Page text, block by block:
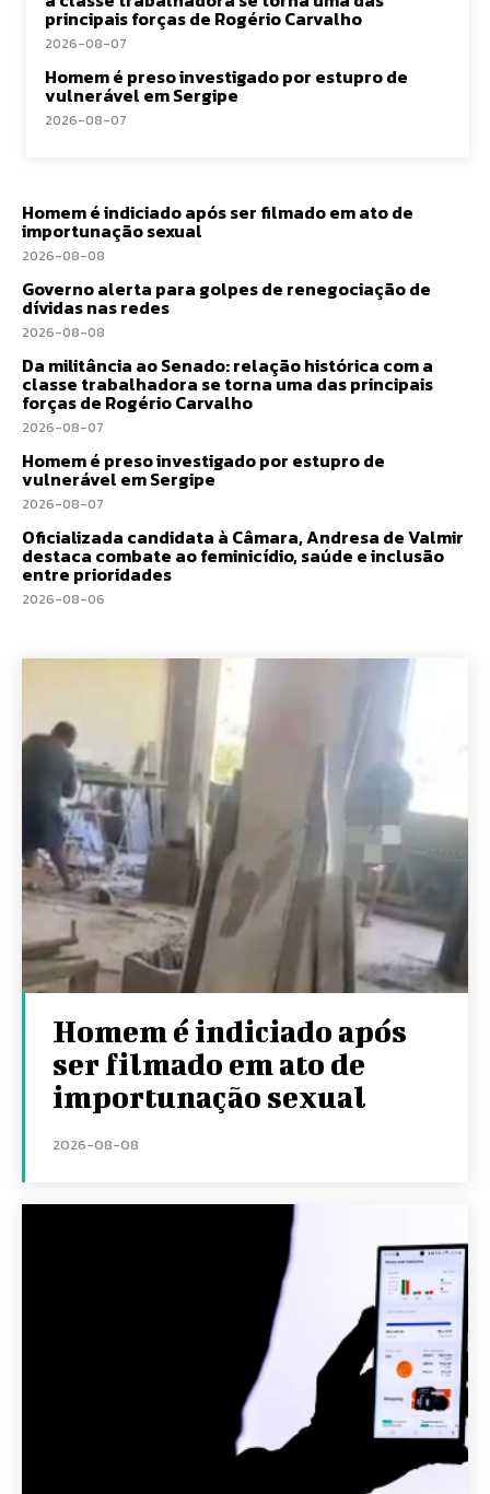
principais forças de Rogério Carvalho
2026-08-07
Homem é preso investigado por estupro de
vulnerável em Sergipe
2026-08-07
Homem é indiciado após ser filmado em ato de
importunação sexual
2026-08-08
Governo alerta para golpes de renegociação de
dívidas nas redes
2026-08-08
Da militância ao Senado: relação histórica com a
classe trabalhadora se torna uma das principais
forças de Rogério Carvalho
2026-08-07
Homem é preso investigado por estupro de
vulnerável em Sergipe
2026-08-07
Oficializada candidata à Câmara, Andresa de Valmir
destaca combate ao feminicídio, saúde e inclusão
entre prioridades
2026-08-06
Homem é indiciado após
ser filmado em ato de
importunação sexual
2026-08-08